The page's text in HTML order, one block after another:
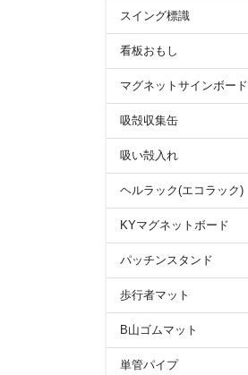
スイング標識
看板おもし
マグネットサインボード
吸殻収集缶
吸い殻入れ
ヘルラック(エコラック)
KYマグネットボード
パッチンスタンド
歩行者マット
B山ゴムマット
単管パイプ